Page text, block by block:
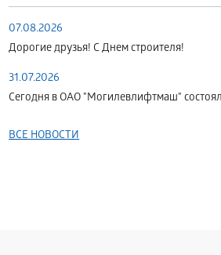
07.08.2026
Дорогие друзья! С Днем строителя!
31.07.2026
Сегодня в ОАО "Могилевлифтмаш"
ВСЕ НОВОСТИ